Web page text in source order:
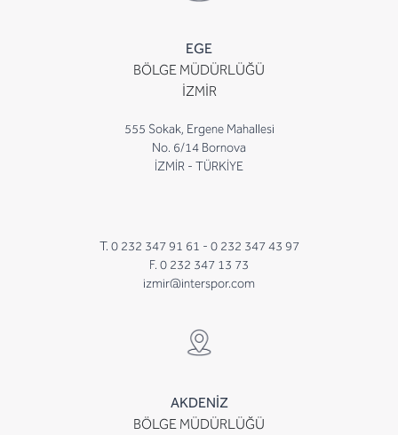
EGE
BÖLGE MÜDÜRLÜĞÜ
İZMİR
555 Sokak, Ergene Mahallesi
No. 6/14 Bornova
İZMİR - TÜRKİYE
T. 0 232 347 91 61 - 0 232 347 43 97
F. 0 232 347 13 73
izmir@interspor.com
AKDENİZ
BÖLGE MÜDÜRLÜĞÜ